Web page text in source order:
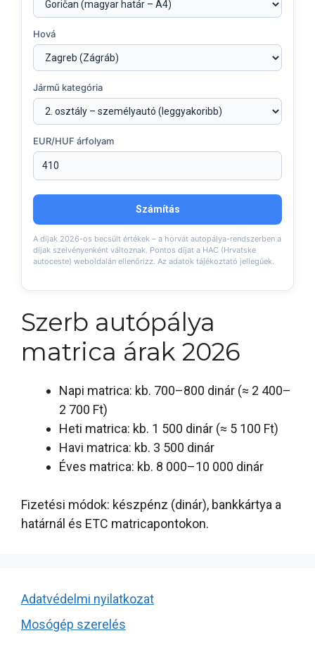
Hová
Jármű kategória
EUR/HUF árfolyam
Számítás
A díjak 2026-os becsült értékek – a horvát autopálya-rendszerben a
díjak szelvényenként változnak. Pontos díjat a HAC (Hrvatske
autoceste) weboldalán ellenőrizz. Az adatok tájékoztató jellegűek.
Szerb autópálya
matrica árak 2026
Napi matrica: kb. 700–800 dinár (≈ 2 400–
2 700 Ft)
Heti matrica: kb. 1 500 dinár (≈ 5 100 Ft)
Havi matrica: kb. 3 500 dinár
Éves matrica: kb. 8 000–10 000 dinár
Fizetési módok: készpénz (dinár), bankkártya a
határnál és ETC matricapontokon.
Adatvédelmi nyilatkozat
Mosógép szerelés